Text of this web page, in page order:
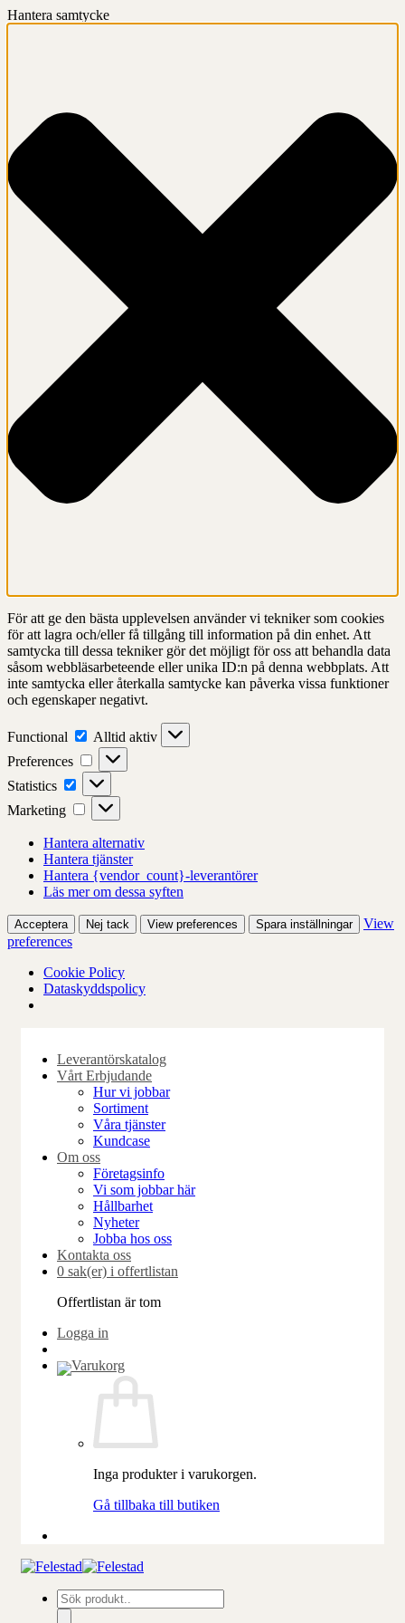
Hantera samtycke
För att ge den bästa upplevelsen använder vi tekniker som cookies
för att lagra och/eller få tillgång till information på din enhet. Att
samtycka till dessa tekniker gör det möjligt för oss att behandla data
såsom webbläsarbeteende eller unika ID:n på denna webbplats. Att
inte samtycka eller återkalla samtycke kan påverka vissa funktioner
och egenskaper negativt.
Functional Functional
Alltid aktiv
Preferences
Preferences
Statistics Statistics
Marketing Marketing
Hantera alternativ
Hantera tjänster
Hantera {vendor_count}-leverantörer
Läs mer om dessa syften
Acceptera Nej tack View preferences Spara inställningar
View
preferences
Cookie Policy
Dataskyddspolicy
content
Leverantörskatalog
Vårt Erbjudande
Hur vi jobbar
Sortiment
Våra tjänster
Kundcase
Om oss
Företagsinfo
Vi som jobbar här
Hållbarhet
Nyheter
Jobba hos oss
Kontakta oss
0 sak(er) i offertlistan
Offertlistan är tom
Logga in
Inga produkter i varukorgen.
Gå tillbaka till butiken
Produktsökning